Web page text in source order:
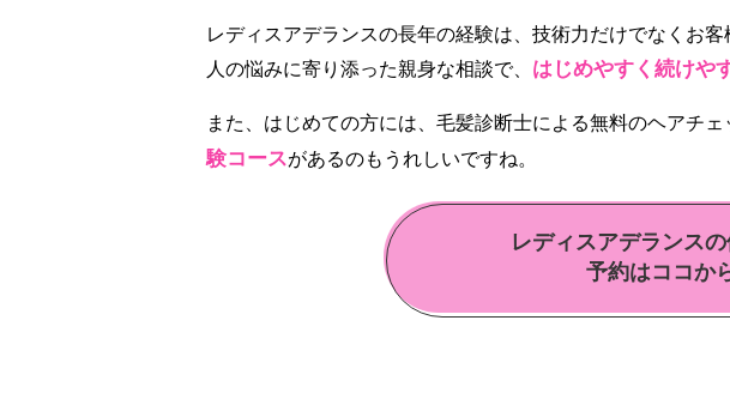
レディスアデランスの長年の経験は、技術力だけでなくお
人の悩みに寄り添った親身な相談で、 はじめやすく続けや
また、はじめての方には、毛髪診断士による無料のヘアチェ
験コースがあるのもうれしいですね。
レディスアデランス
予約はココか